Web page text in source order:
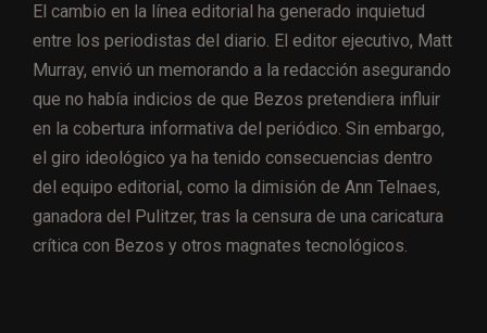
El cambio en la línea editorial ha generado inquietud
entre los periodistas del diario. El editor ejecutivo, Matt
Murray, envió un memorando a la redacción asegurando
que no había indicios de que Bezos pretendiera influir
en la cobertura informativa del periódico. Sin embargo,
el giro ideológico ya ha tenido consecuencias dentro
del equipo editorial, como la dimisión de Ann Telnaes,
ganadora del Pulitzer, tras la censura de una caricatura
crítica con Bezos y otros magnates tecnológicos.